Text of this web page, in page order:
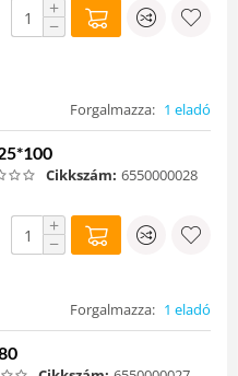
+
−
Forgalmazza: 1 eladó
Cikkszám: 6550000028
+
−
Forgalmazza: 1 eladó